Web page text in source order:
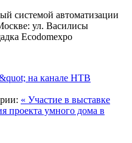
системой автоматизации
ул. Василисы
Ecodomexpo
« Участие в выставке
проекта умного дома в